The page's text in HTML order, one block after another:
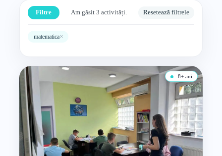
Filtre Am găsit 3 activități. Resetează filtrele
matematica×
8+ ani